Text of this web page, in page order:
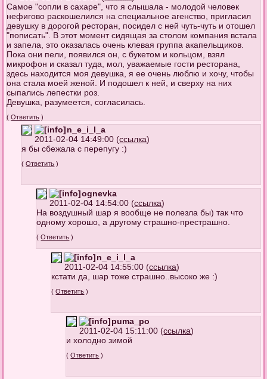
Самое "сопли в сахаре", что я слышала - молодой человек
нефигово раскошелился на специальное агенство, пригласил
девушку в дорогой ресторан, посидел с ней чуть-чуть и отошел
"пописать". В этот момент сидящая за столом компания встала
и запела, это оказалась очень клевая группа акапельщиков.
Пока они пели, появился он, с букетом и кольцом, взял
микрофон и сказал туда, мол, уважаемые гости ресторана,
здесь находится моя девушка, я ее очень люблю и хочу, чтобы
она стала моей женой. И подошел к ней, и сверху на них
сыпались лепестки роз.
Девушка, разумеется, согласилась.
(Ответить )
n_e_i_l_a
2011-02-04 14:49:00 (ссылка)
я бы сбежала с перепугу :)
(Ответить )
ognevka
2011-02-04 14:54:00 (ссылка)
На воздушный шар я вообще не полезла бы) так что
одному хорошо, а другому страшно-престрашно.
(Ответить )
n_e_i_l_a
2011-02-04 14:55:00 (ссылка)
кстати да, шар тоже страшно..высоко же :)
(Ответить )
puma_po
2011-02-04 15:11:00 (ссылка)
и холодно зимой
(Ответить )